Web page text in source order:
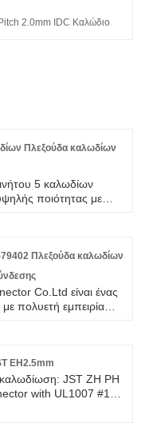
2.0mm IDC Καλώδιο
Πλεξούδα καλωδίων
5 καλωδίων
ποιότητας με
της Ασίας, της
Αναμένουμε να
συνεργάτης σας
Πλεξούδα καλωδίων
Co.Ltd είναι ένας
πολυετή εμπειρία
στην έρευνα.
EH2.5mm
JST ZH PH
with UL1007 #18